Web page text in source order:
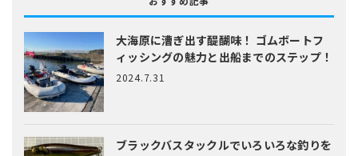
大海原に漕ぎ出す醍醐味！ ゴムボートフ
ィッシングの魅力と出船までのステップ！
2024.7.31
ブラックバスタックルでいろいろな釣りを